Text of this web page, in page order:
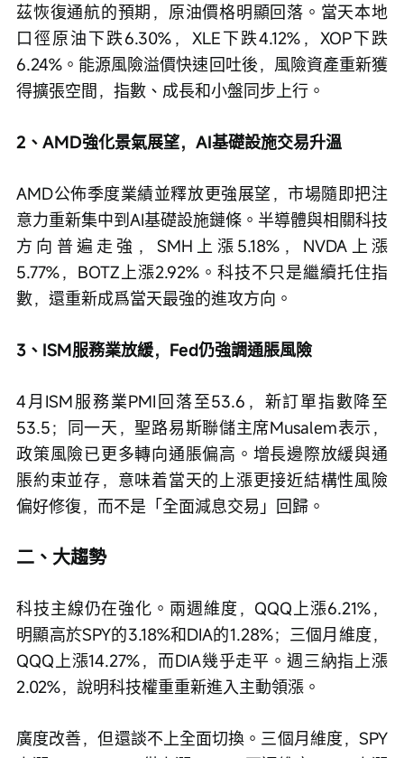
茲恢復通航的預期，原油價格明顯回落。當天本地
口徑原油下跌6.30%，XLE下跌4.12%，XOP下跌
6.24%。能源風險溢價快速回吐後，風險資產重新獲
得擴張空間，指數、成長和小盤同步上行。
2、AMD強化景氣展望，AI基礎設施交易升溫
AMD公佈季度業績並釋放更強展望，市場隨即把注
意力重新集中到AI基礎設施鏈條。半導體與相關科技
方向普遍走強，SMH上漲5.18%，NVDA上漲
5.77%，BOTZ上漲2.92%。科技不只是繼續托住指
數，還重新成爲當天最強的進攻方向。
3、ISM服務業放緩，Fed仍強調通脹風險
4月ISM服務業PMI回落至53.6，新訂單指數降至
53.5；同一天，聖路易斯聯儲主席Musalem表示，
政策風險已更多轉向通脹偏高。增長邊際放緩與通
脹約束並存，意味着當天的上漲更接近結構性風險
偏好修復，而不是「全面減息交易」回歸。
二、大趨勢
科技主線仍在強化。兩週維度，QQQ上漲6.21%，
明顯高於SPY的3.18%和DIA的1.28%；三個月維度，
QQQ上漲14.27%，而DIA幾乎走平。週三納指上漲
2.02%，說明科技權重重新進入主動領漲。
廣度改善，但還談不上全面切換。三個月維度，SPY